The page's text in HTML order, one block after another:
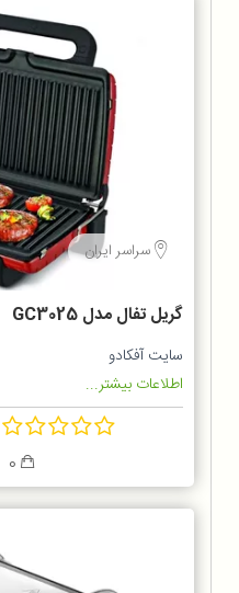
سراسر ایران
گریل تفال مدل GC3025
سایت آفکادو
اطلاعات بیشتر...